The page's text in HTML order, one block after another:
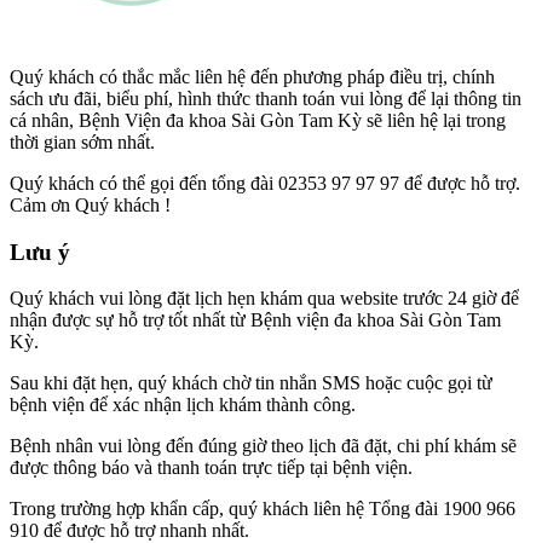
Quý khách có thắc mắc liên hệ đến phương pháp điều trị, chính
sách ưu đãi, biểu phí, hình thức thanh toán vui lòng để lại thông tin
cá nhân, Bệnh Viện đa khoa Sài Gòn Tam Kỳ sẽ liên hệ lại trong
thời gian sớm nhất.
Quý khách có thể gọi đến tổng đài 02353 97 97 97 để được hỗ trợ.
Cảm ơn Quý khách !
Lưu ý
Quý khách vui lòng đặt lịch hẹn khám qua website trước 24 giờ để
nhận được sự hỗ trợ tốt nhất từ Bệnh viện đa khoa Sài Gòn Tam
Kỳ.
Sau khi đặt hẹn, quý khách chờ tin nhắn SMS hoặc cuộc gọi từ
bệnh viện để xác nhận lịch khám thành công.
Bệnh nhân vui lòng đến đúng giờ theo lịch đã đặt, chi phí khám sẽ
được thông báo và thanh toán trực tiếp tại bệnh viện.
Trong trường hợp khẩn cấp, quý khách liên hệ Tổng đài 1900 966
910 để được hỗ trợ nhanh nhất.